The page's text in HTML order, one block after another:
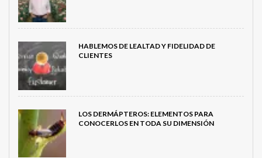
HABLEMOS DE LEALTAD Y FIDELIDAD DE
CLIENTES
LOS DERMÁPTEROS: ELEMENTOS PARA
CONOCERLOS EN TODA SU DIMENSIÓN